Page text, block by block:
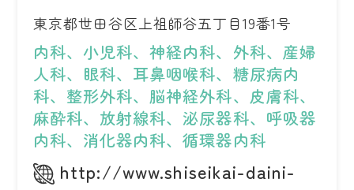
東京都世田谷区上祖師谷五丁目19番1号
内科、小児科、神経内科、外科、産婦
人科、眼科、耳鼻咽喉科、糖尿病内
科、整形外科、脳神経外科、皮膚科、
麻酔科、放射線科、泌尿器科、呼吸器
内科、消化器内科、循環器内科
http://www.shiseikai-daini-